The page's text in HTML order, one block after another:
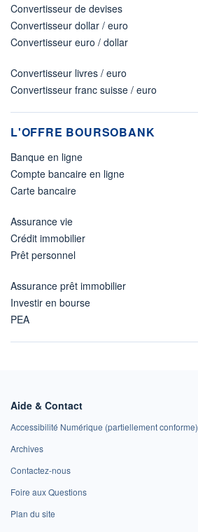
Convertisseur de devises
Convertisseur dollar / euro
Convertisseur euro / dollar
Convertisseur livres / euro
Convertisseur franc suisse / euro
L'OFFRE BOURSOBANK
Banque en ligne
Compte bancaire en ligne
Carte bancaire
Assurance vie
Crédit immobilier
Prêt personnel
Assurance prêt immobilier
Investir en bourse
PEA
Aide & Contact
Accessibilité Numérique (partiellement conforme)
Archives
Contactez-nous
Foire aux Questions
Plan du site